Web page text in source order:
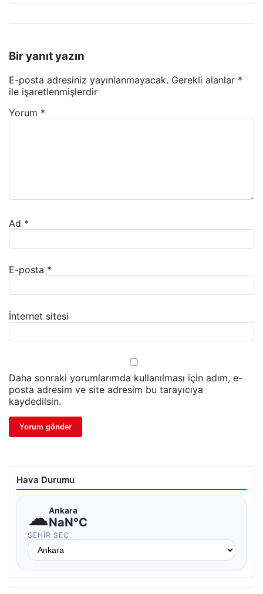
Bir yanıt yazın
E-posta adresiniz yayınlanmayacak. Gerekli alanlar *
ile işaretlenmişlerdir
Yorum *
Ad *
E-posta *
İnternet sitesi
Daha sonraki yorumlarımda kullanılması için adım, e-
posta adresim ve site adresim bu tarayıcıya
kaydedilsin.
Hava Durumu
☁Ankara
NaN°C
ŞEHIR SEÇ